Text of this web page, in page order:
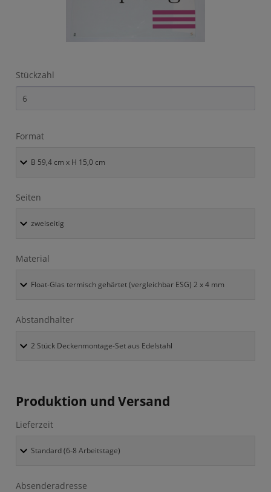
Stückzahl
Format
Seiten
Material
Abstandhalter
Produktion und Versand
Lieferzeit
Absenderadresse